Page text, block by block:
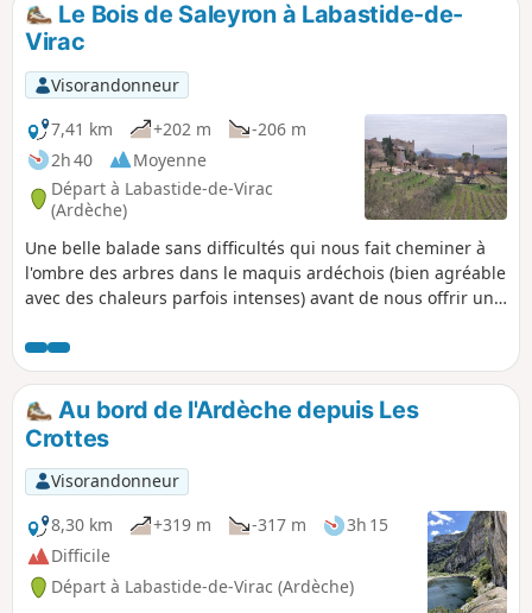
p
Le Bois de Saleyron à Labastide-de-
Virac
Visorandonneur
7,41 km
+202 m
-206 m
2h 40
Moyenne
Départ à Labastide-de-Virac
(Ardèche)
Une belle balade sans difficultés qui nous fait cheminer à
l'ombre des arbres dans le maquis ardéchois (bien agréable
avec des chaleurs parfois intenses) avant de nous offrir une
Au bord de l'Ardèche depuis Les
Crottes
Visorandonneur
8,30 km
+319 m -317 m
3h 15
Difficile
Départ à Labastide-de-Virac (Ardèche)